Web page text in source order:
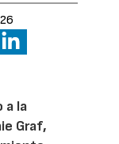
a la
Graf,